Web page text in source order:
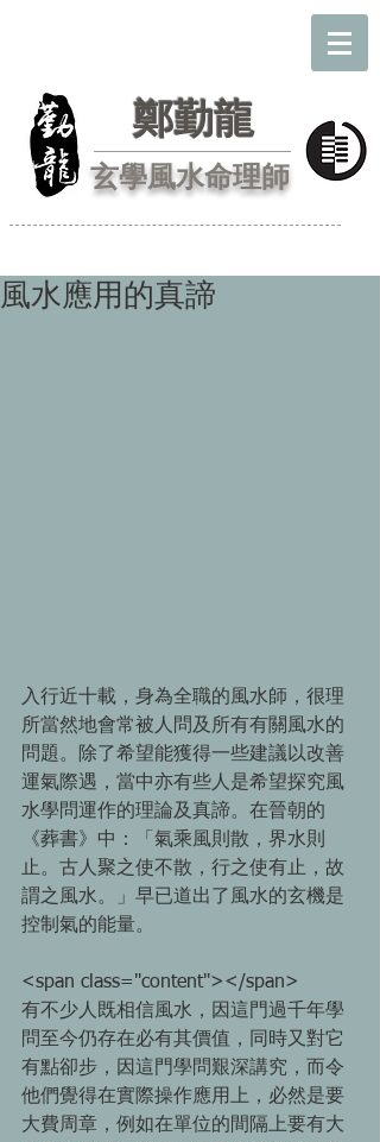
鄭勤龍
玄學風水命理師
風水應用的真諦
入行近十載，身為全職的風水師，很理
所當然地會常被人問及所有有關風水的
問題。除了希望能獲得一些建議以改善
運氣際遇，當中亦有些人是希望探究風
水學問運作的理論及真諦。在晉朝的
《葬書》中：「氣乘風則散，界水則
止。古人聚之使不散，行之使有止，故
謂之風水。」早已道出了風水的玄機是
控制氣的能量。
<span class="content"></span>
有不少人既相信風水，因這門過千年學
問至今仍存在必有其價值，同時又對它
有點卻步，因這門學問艱深講究，而令
他們覺得在實際操作應用上，必然是要
大費周章，例如在單位的間隔上要有大